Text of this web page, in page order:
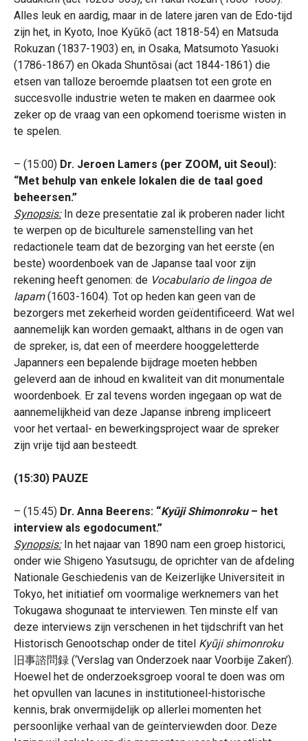
Alles leuk en aardig, maar in de latere jaren van de Edo-tijd
zijn het, in Kyoto, Inoe Kyūkō (act 1818-54) en Matsuda
Rokuzan (1837-1903) en, in Osaka, Matsumoto Yasuoki
(1786-1867) en Okada Shuntōsai (act 1844-1861) die
etsen van talloze beroemde plaatsen tot een grote en
succesvolle industrie weten te maken en daarmee ook
zeker op de vraag van een opkomend toerisme wisten in
te spelen.
– (15:00) Dr. Jeroen Lamers (per ZOOM, uit Seoul):
“Met behulp van enkele lokalen die de taal goed
beheersen.”
Synopsis:In deze presentatie zal ik proberen nader licht
te werpen op de biculturele samenstelling van het
redactionele team dat de bezorging van het eerste (en
beste) woordenboek van de Japanse taal voor zijn
rekening heeft genomen: de Vocabulario de lingoa de
Iapam(1603-1604). Tot op heden kan geen van de
bezorgers met zekerheid worden geïdentificeerd. Wat wel
aannemelijk kan worden gemaakt, althans in de ogen van
de spreker, is, dat een of meerdere hooggeletterde
Japanners een bepalende bijdrage moeten hebben
geleverd aan de inhoud en kwaliteit van dit monumentale
woordenboek. Er zal tevens worden ingegaan op wat de
aannemelijkheid van deze Japanse inbreng impliceert
voor het vertaal- en bewerkingsproject waar de spreker
zijn vrije tijd aan besteedt.
(15:30) PAUZE
– (15:45) Dr. Anna Beerens: “Kyūji Shimonroku – het
interview als egodocument.”
Synopsis:In het najaar van 1890 nam een groep historici,
onder wie Shigeno Yasutsugu, de oprichter van de afdeling
Nationale Geschiedenis van de Keizerlijke Universiteit in
Tokyo, het initiatief om voormalige werknemers van het
Tokugawa shogunaat te interviewen. Ten minste elf van
deze interviews zijn verschenen in het tijdschrift van het
Historisch Genootschap onder de titel Kyūji shimonroku
旧事諮問録 (‘Verslag van Onderzoek naar Voorbije Zaken’).
Hoewel het de onderzoeksgroep vooral te doen was om
het opvullen van lacunes in institutioneel-historische
kennis, brak onvermijdelijk op allerlei momenten het
persoonlijke verhaal van de geïnterviewden door. Deze